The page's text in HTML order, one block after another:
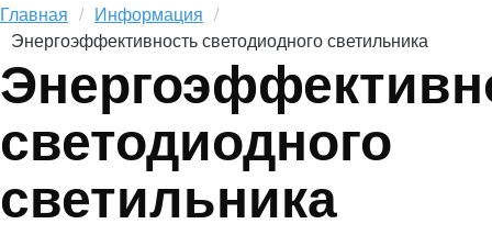
Главная
Информация
Энергоэффективность светодиодного светильника
светодиодного
светильника